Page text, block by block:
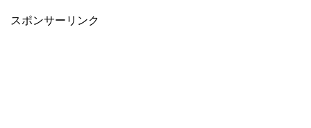
スポンサーリンク